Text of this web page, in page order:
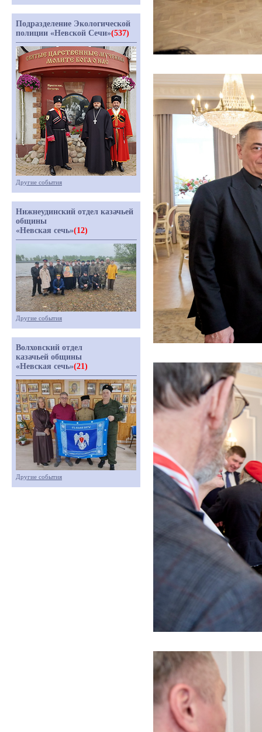
Подразделение Экологической
полиции «Невской Сечи»(537)
Другие события
Нижнеудинский отдел казачьей
общины
«Невская сечь»(12)
Другие события
Волховский отдел
казачьей общины
«Невская сечь»(21)
Другие события